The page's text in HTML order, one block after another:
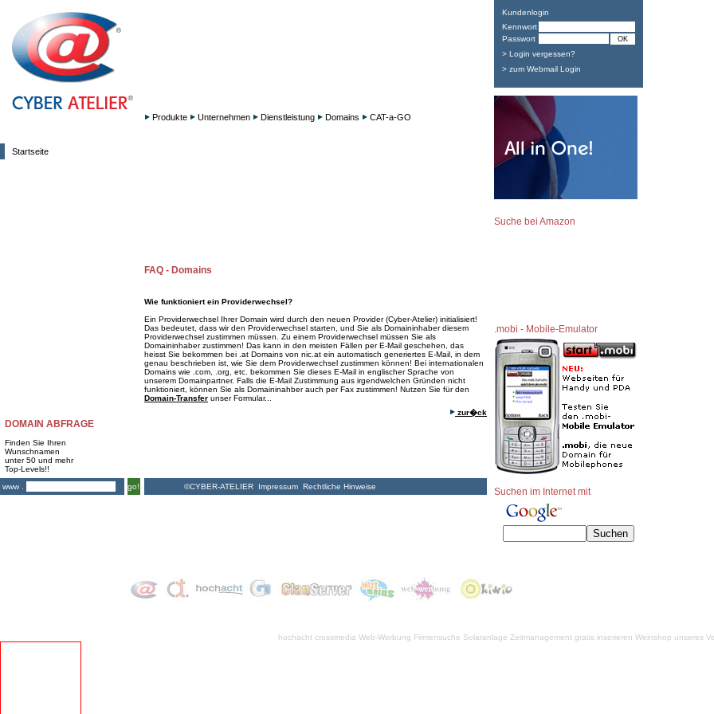
Startseite
DOMAIN ABFRAGE
Finden Sie Ihren
Wunschnamen
unter 50 und mehr
Top-Levels!!
www .
go!
Produkte Unternehmen Dienstleistung Domains CAT-a-GO
FAQ - Domains
Wie funktioniert ein Providerwechsel?
Ein Providerwechsel Ihrer Domain wird durch den neuen Provider (Cyber-Atelier) initialisiert!
Das bedeutet, dass wir den Providerwechsel starten, und Sie als Domaininhaber diesem
Providerwechsel zustimmen müssen. Zu einem Providerwechsel müssen Sie als
Domaininhaber zustimmen! Das kann in den meisten Fällen per E-Mail geschehen, das
heisst Sie bekommen bei .at Domains von nic.at ein automatisch generiertes E-Mail, in dem
genau beschrieben ist, wie Sie dem Providerwechsel zustimmen können! Bei internationalen
Domains wie .com, .org, etc. bekommen Sie dieses E-Mail in englischer Sprache von
unserem Domainpartner. Falls die E-Mail Zustimmung aus irgendwelchen Gründen nicht
funktioniert, können Sie als Domaininahber auch per Fax zustimmen! Nutzen Sie für den
Domain-Transfer unser Formular...
zur�ck
©CYBER-ATELIER Impressum Rechtliche Hinweise
Kundenlogin
Kennwort
Passwort
> Login vergessen?
> zum Webmail Login
Suche bei Amazon
.mobi - Mobile-Emulator
Suchen im Internet mit
hochacht crossmedia Web-Werbung Firmensuche Solaranlage Zeitmanagement gratis inserieren Weinshop unseres